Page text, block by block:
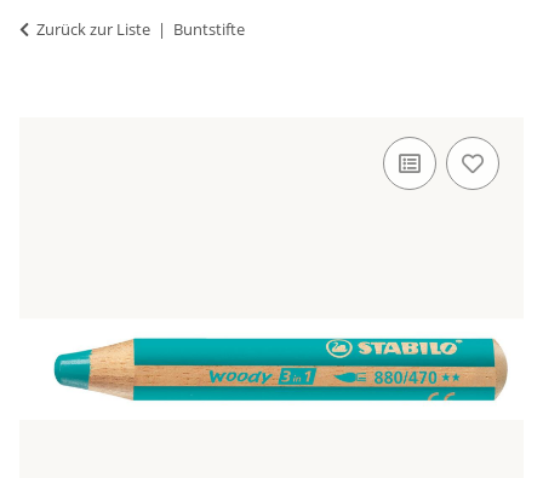
Zurück zur Liste Buntstifte